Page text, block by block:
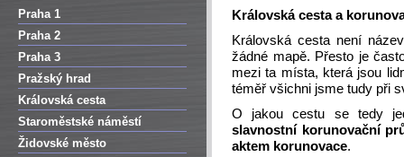
Praha 1
Praha 2
Praha 3
Pražský hrad
Královská cesta
Staroměstské náměstí
Židovské město
Královská cesta a
Královská cesta není
žádné mapě. Přesto je
mezi ta místa, která jsou
téměř všichni jsme tudy při
O jakou cestu se tedy
slavnostní korunovační
aktem korunovace.